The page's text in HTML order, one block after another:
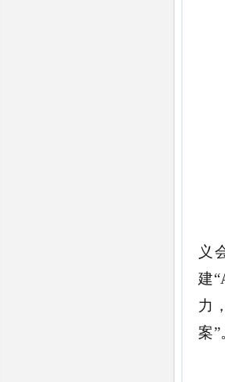
义
建
力
案”